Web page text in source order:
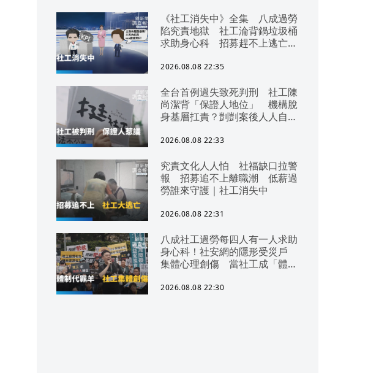
《社工消失中》全集 八成過勞
陷究責地獄 社工淪背鍋垃圾桶
求助身心科 招募趕不上逃亡
回捐黑幕 血汗錢遭剝削
2026.08.08 22:35
全台首例過失致死判刑 社工陳
尚潔背「保證人地位」 機構脫
身基層扛責？剴剴案後人人自危
2026.08.08 22:33
究責文化人人怕 社福缺口拉警
報 招募追不上離職潮 低薪過
勞誰來守護｜社工消失中
2026.08.08 22:31
八成社工過勞每四人有一人求助
身心科！社安網的隱形受災戶
集體心理創傷 當社工成「體制
無奈趨勢？耗竭殆盡下的社安網
2026.08.08 22:30